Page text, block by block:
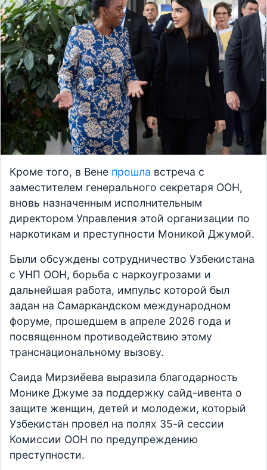
Кроме того, в Вене прошла встреча с
заместителем генерального секретаря ООН,
вновь назначенным исполнительным
директором Управления этой организации по
наркотикам и преступности Моникой Джумой.
Были обсуждены сотрудничество Узбекистана
с УНП ООН, борьба с наркоугрозами и
дальнейшая работа, импульс которой был
задан на Самаркандском международном
форуме, прошедшем в апреле 2026 года и
посвященном противодействию этому
транснациональному вызову.
Саида Мирзиёева выразила благодарность
Монике Джуме за поддержку сайд-ивента о
защите женщин, детей и молодежи, который
Узбекистан провел на полях 35-й сессии
Комиссии ООН по предупреждению
преступности.